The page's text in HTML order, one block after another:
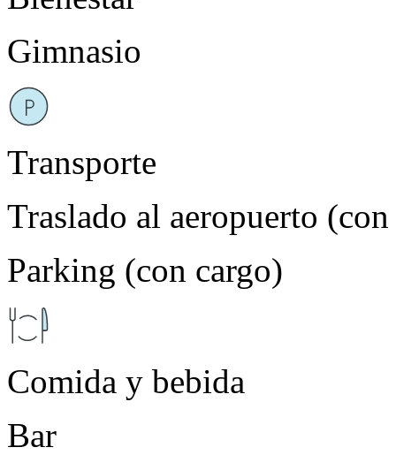
Gimnasio
Transporte
Traslado al aeropuerto
Parking (con cargo)
Comida y bebida
Bar